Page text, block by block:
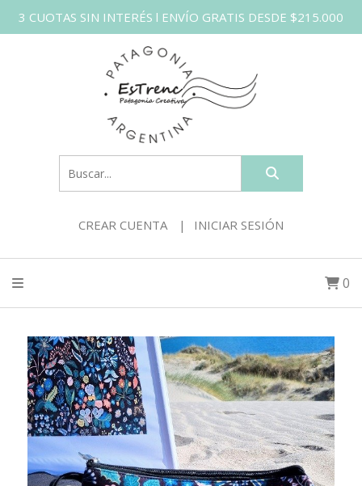
3 CUOTAS SIN INTERÉS l ENVÍO GRATIS DESDE $215.000
CREAR CUENTA INICIAR SESIÓN
0